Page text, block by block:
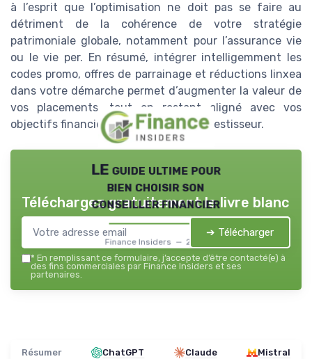
à l’esprit que l’optimisation ne doit pas se faire au
détriment de la cohérence de votre stratégie
patrimoniale globale, notamment pour l’assurance vie
ou le vie per. En résumé, intégrer intelligemment les
codes promo, offres de parrainage et réductions linxea
dans votre démarche permet d’augmenter la valeur de
vos placements, tout en restant aligné avec vos
objectifs financiers et votre profil d’investisseur.
LE guide ultime pour
bien choisir son
conseiller financier
Finance Insiders — 2026
Téléchargez gratuitement le livre blanc
➔ Télécharger
* En remplissant ce formulaire, j’accepte d’être contacté(e) à
des fins commerciales par Finance Insiders et ses
partenaires.
Résumer ChatGPT Claude Mistral